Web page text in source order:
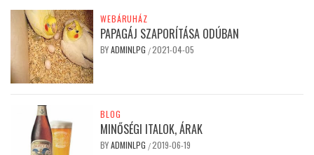
WEBÁRUHÁZ
PAPAGÁJ SZAPORÍTÁSA ODÚBAN
BYADMINLPG /2021-04-05
BLOG
MINŐSÉGI ITALOK, ÁRAK
BYADMINLPG /2019-06-19